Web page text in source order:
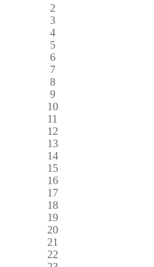
2
3
4
5
6
7
8
9
10
11
12
13
14
15
16
17
18
19
20
21
22